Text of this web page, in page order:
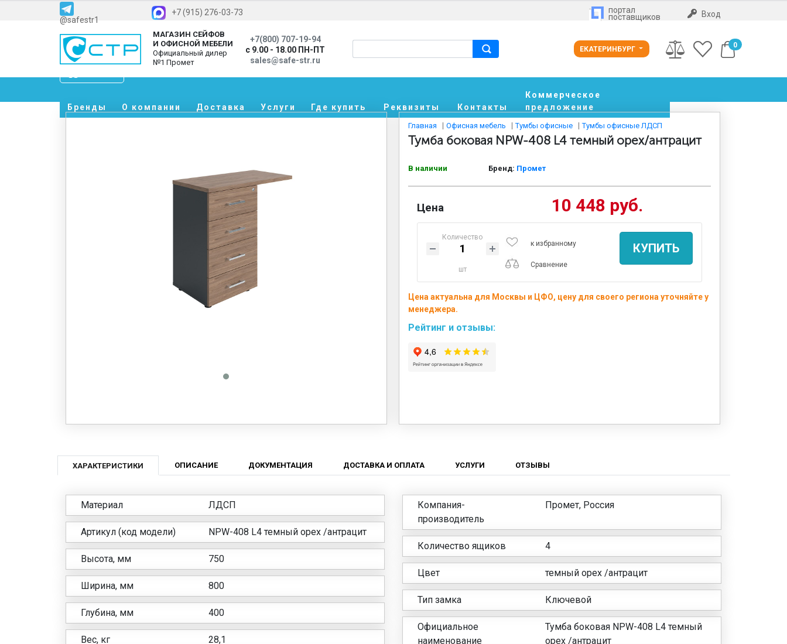
@safestr1
+7 (915) 276-03-73 портал
поставщиков Вход
МАГАЗИН СЕЙФОВ
И ОФИСНОЙ МЕБЕЛИ
Официальный дилер
№1 Промет
+7(800) 707-19-94
с 9.00 - 18.00 ПН-ПТ
sales@safe-str.ru
ЕКАТЕРИНБУРГ 0
Бренды О компании Доставка Услуги Где купить Реквизиты Контакты
Коммерческое
предложение
Главная Офисная мебель Тумбы офисные Тумбы офисные ЛДСП
Тумба боковая NPW-408 L4 темный орех/антрацит
В наличии Бренд: Промет
Цена 10 448 руб.
Количество
шт
к избранному
Сравнение
КУПИТЬ
Цена актуальна для Москвы и ЦФО, цену для своего региона уточняйте у
менеджера.
Рейтинг и отзывы:
ХАРАКТЕРИСТИКИ ОПИСАНИЕ ДОКУМЕНТАЦИЯ ДОСТАВКА И ОПЛАТА УСЛУГИ ОТЗЫВЫ
Материал ЛДСП
Артикул (код модели) NPW-408 L4 темный орех /антрацит
Высота, мм 750
Ширина, мм 800
Глубина, мм 400
Вес, кг 28,1
Компания-
производитель
Промет, Россия
Количество ящиков 4
Цвет темный орех /антрацит
Тип замка Ключевой
Официальное
наименование
Тумба боковая NPW-408 L4 темный
орех /антрацит